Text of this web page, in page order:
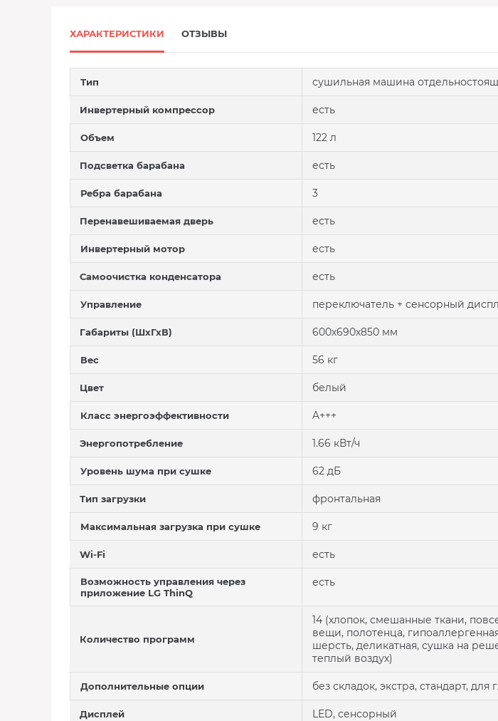
ХАРАКТЕРИСТИКИ ОТЗЫВЫ
Тип сушильная машина
Инвертерный компрессор есть
Объем 122 л
Подсветка барабана есть
Ребра барабана 3
Перенавешиваемая дверь есть
Инвертерный мотор есть
Самоочистка конденсатора есть
Управление переключатель + сенсорный
Габариты (ШхГхВ) 600х690х850 мм
Вес 56 кг
Цвет белый
Класс энергоэффективности A+++
Энергопотребление 1.66 кВт/ч
Уровень шума при сушке 62 дБ
Тип загрузки фронтальная
Максимальная загрузка при сушке 9 кг
Wi-Fi есть
Возможность управления через
приложение LG ThinQ
есть
Количество программ
14 (хлопок, смешанные ткани,
вещи, полотенца,
шерсть, деликатная, сушка на
теплый воздух)
Дополнительные опции без складок, экстра, стандарт, для
Дисплей LED, сенсорный